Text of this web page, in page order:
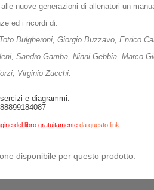
nuove generazioni di allenatori un
ed i ricordi di:
Toto Bulgheroni, Giorgio Buzzavo, Enrico
Sandro Gamba, Ninni Gebbia, Marco
Virginio Zucchi.
e diagrammi.
del libro gratuitamente da questo link
disponibile per questo prodotto.